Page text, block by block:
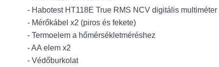
- Habotest HT118E True RMS NCV digitális multiméter
- Mérőkábel x2 (piros és fekete)
- Termoelem a hőmérsékletméréshez
- AA elem x2
- Védőburkolat